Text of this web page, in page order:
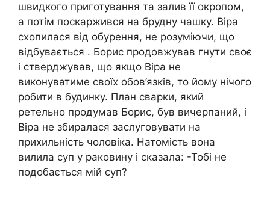
швидкого приготування та залив її окропом,
а потім поскаржився на брудну чашку. Віра
схопилася від обурення, не розуміючи, що
відбувається . Борис продовжував гнути своє
і стверджував, що якщо Віра не
виконуватиме своїх обов’язків, то йому нічого
робити в будинку. План сварки, який
ретельно продумав Борис, був вичерпаний, і
Віра не збиралася заслуговувати на
прихильність чоловіка. Натомість вона
вилила суп у раковину і сказала: -Тобі не
подобається мій суп?